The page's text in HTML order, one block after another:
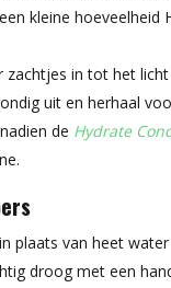
kleine hoeveelheid
zachtjes in tot het
uit en herhaal
de Hydrate
plaats van heet
droog met een